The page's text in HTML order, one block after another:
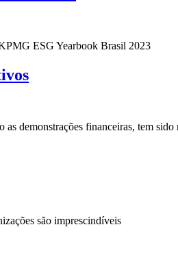
ESG Yearbook Brasil 2023
demonstrações financeiras, tem sido
são imprescindíveis